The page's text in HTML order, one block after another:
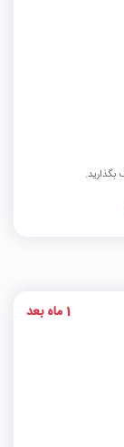
بگذارید.
1 ماه بعد